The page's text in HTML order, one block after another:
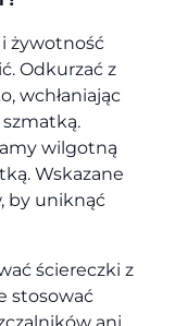
żywotność
Odkurzać z
wchłaniając
szmatką.
wilgotną
Wskazane
by uniknąć
ściereczki z
stosować